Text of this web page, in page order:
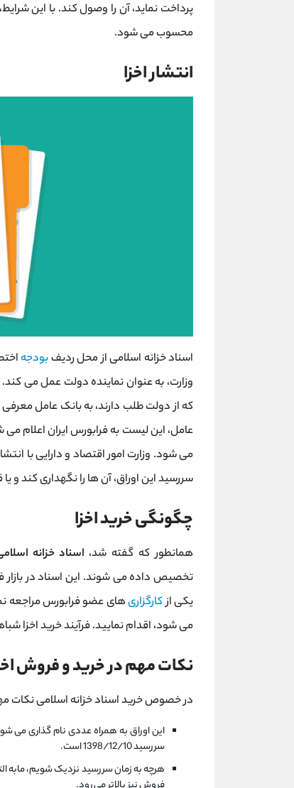
پرداخت نماید، آن را وصول کند. با این شرایط،
محسوب می شود.
انتشار اخزا
اسناد خزانه اسلامی از محل ردیفبودجه
وزارت، به عنوان نماینده دولت عمل می
که از دولت طلب دارند، به بانک عامل
می شود. وزارت امور اقتصاد و دارايی با
سررسید این اوراق، آن ها را نگهداری کند و
چگونگی خرید اخزا
همانطور که گفته شد، اسناد خزانه
تخصیص داده می شوند. این اسناد در بازار
یکی ازکارگزاریهای عضو فرابورس مراجعه
می شود، اقدام نمایید. فرآیند خرید اخزا
نکات مهم در خرید و فروش
در خصوص خرید اسناد خزانه اسلامی نکات
سررسید 1398/12/10 است.
هرچه به زمان سررسید نزدیک شویم،